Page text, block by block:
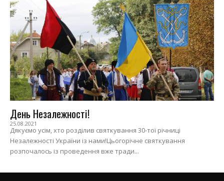
День Незалежності!
25.08.2021
Дякуємо усім, хто розділив святкування 30-тої річниці
Незалежності України із нами!Цьогорічне святкування
розпочалось із проведення вже тради...